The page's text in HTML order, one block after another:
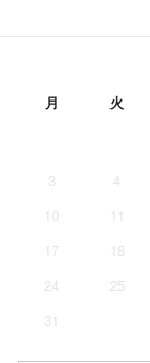
月 火
3
4
10
11
17
18
24
25
31